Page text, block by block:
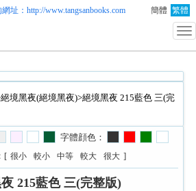
址：http://www.tangsanbooks.com 簡體 繁體
絕境黑夜(絕境黑夜)>絕境黑夜 215藍色 三(完
字體顔色：
[ 很小 較小 中等 較大 很大 ]
215藍色 三(完整版)